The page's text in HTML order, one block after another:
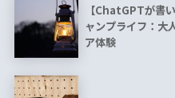
【ChatGPTが書
ャンプライフ：大
ア体験